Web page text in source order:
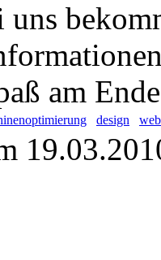
am
design